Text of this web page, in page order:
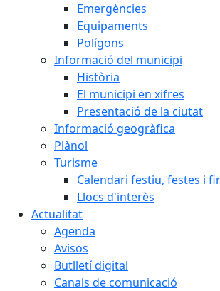
Emergències
Equipaments
Polígons
Informació del municipi
Història
El municipi en xifres
Presentació de la ciutat
Informació geogràfica
Plànol
Turisme
Calendari festiu, festes i
Llocs d'interès
Actualitat
Agenda
Avisos
Butlletí digital
Canals de comunicació